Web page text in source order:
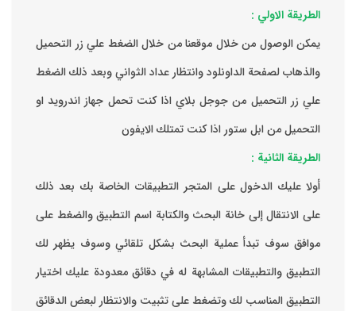
الطريقة الاولي :
يمكن الوصول من خلال موقعنا من خلال الضغط علي زر التحميل
والذهاب لصفحة الداونلود وانتظار عداد الثواني وبعد ذلك الضغط
علي زر التحميل من جوجل بلاي اذا كنت تحمل جهاز اندرويد او
التحميل من ابل ستور اذا كنت تمتلك الايفون
الطريقة الثانية :
‏أولا عليك الدخول على المتجر التطبيقات الخاصة بك ‏بعد ذلك
على الانتقال إلى خانة البحث والكتابة اسم التطبيق والضغط على
موافق ‏سوف تبدأ عملية البحث بشكل تلقائي وسوف يظهر لك
التطبيق والتطبيقات المشابهة له في دقائق معدودة ‏عليك اختيار
التطبيق المناسب لك وتضغط على تثبيت والانتظار لبعض الدقائق